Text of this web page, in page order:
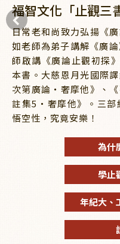
福智文化「止觀三
日常老和尚致力弘揚《
如老師為弟子講解《廣
師啟講《廣論止觀初探
本書。大慈恩月光國際
次第廣論・奢摩他》、
註集5・奢摩他》。三
悟空性，究竟安樂！
為什
學止
年紀大、